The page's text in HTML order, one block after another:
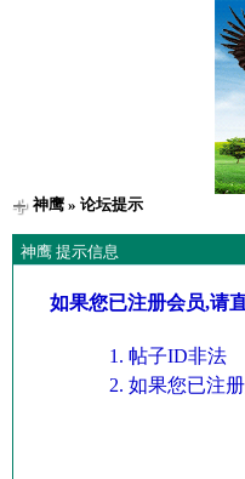
神鹰» 论坛提示
神鹰 提示信息
如果您已注册会员,请
帖子ID非法
如果您已注